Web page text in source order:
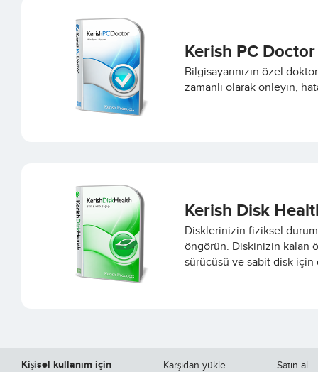
Kerish PC Doctor
Bilgisayarınızın özel
zamanlı olarak önleyin,
Kerish Disk
Disklerinizin fiziksel
öngörün. Diskinizin kalan
sürücüsü ve sabit disk için
Kişisel kullanım için Karşıdan yükle Satın al